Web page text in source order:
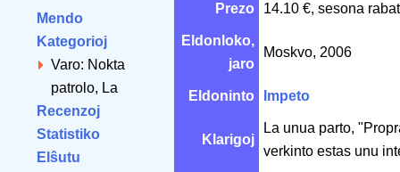
Mendo
Kategorioj
Varo: Nokta
patrolo, La
Recenzoj
Statistiko
Elŝutu
Prezo 14.10 €, sesona
Eldonloko,
jaro
Moskvo, 2006
Eldoninto Impeto
Klarigoj
La unua parto,
verkinto estas unu